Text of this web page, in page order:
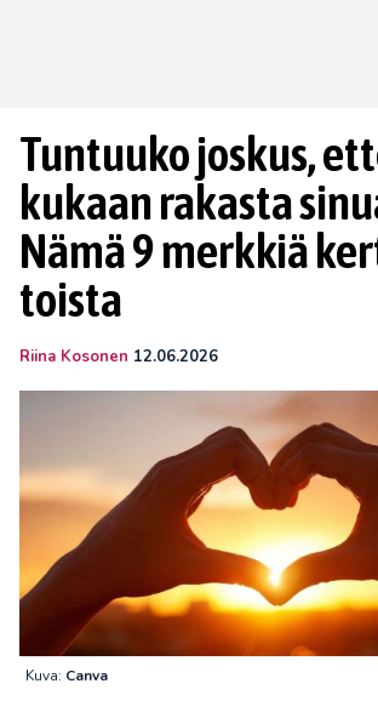
Tuntuuko joskus,
kukaan rakasta
Nämä 9 merkkiä
toista
Riina Kosonen 12.06.2026
Kuva: Canva